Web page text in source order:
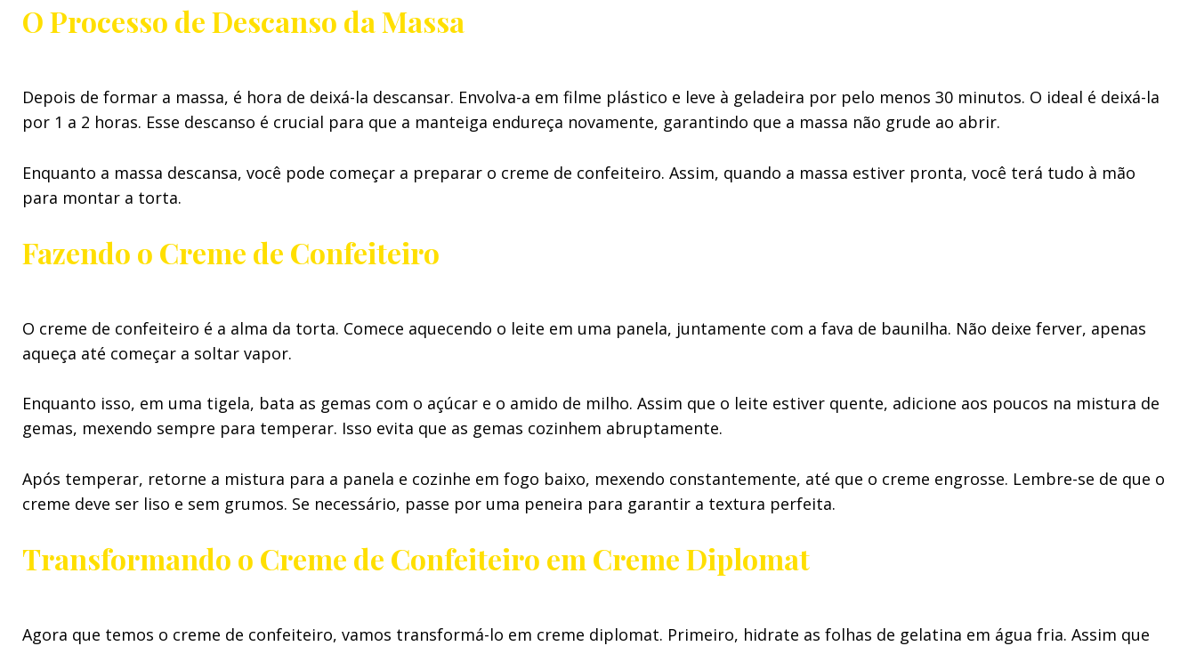
O Processo de Descanso da Massa
Depois de formar a massa, é hora de deixá-la descansar. Envolva-a em filme plástico e leve à geladeira por pelo menos 30 minutos. O ideal é deixá-la
por 1 a 2 horas. Esse descanso é crucial para que a manteiga endureça novamente, garantindo que a massa não grude ao abrir.
Enquanto a massa descansa, você pode começar a preparar o creme de confeiteiro. Assim, quando a massa estiver pronta, você terá tudo à mão
para montar a torta.
Fazendo o Creme de Confeiteiro
O creme de confeiteiro é a alma da torta. Comece aquecendo o leite em uma panela, juntamente com a fava de baunilha. Não deixe ferver, apenas
aqueça até começar a soltar vapor.
Enquanto isso, em uma tigela, bata as gemas com o açúcar e o amido de milho. Assim que o leite estiver quente, adicione aos poucos na mistura de
gemas, mexendo sempre para temperar. Isso evita que as gemas cozinhem abruptamente.
Após temperar, retorne a mistura para a panela e cozinhe em fogo baixo, mexendo constantemente, até que o creme engrosse. Lembre-se de que o
creme deve ser liso e sem grumos. Se necessário, passe por uma peneira para garantir a textura perfeita.
Transformando o Creme de Confeiteiro em Creme Diplomat
Agora que temos o creme de confeiteiro, vamos transformá-lo em creme diplomat. Primeiro, hidrate as folhas de gelatina em água fria. Assim que